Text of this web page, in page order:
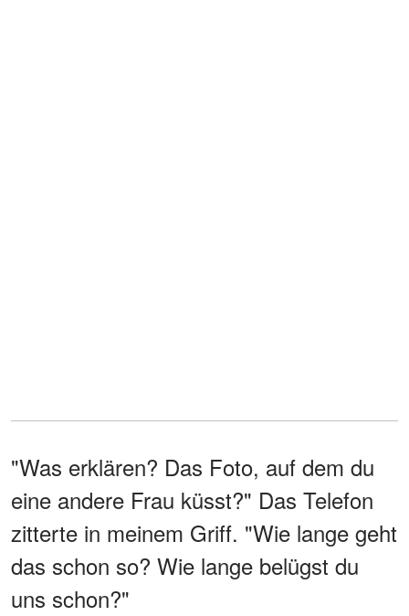
"Was erklären? Das Foto, auf dem du
eine andere Frau küsst?" Das Telefon
zitterte in meinem Griff. "Wie lange geht
das schon so? Wie lange belügst du
uns schon?"